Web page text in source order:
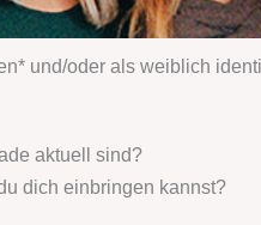
und/oder als weiblich
aktuell sind?
dich einbringen kannst?